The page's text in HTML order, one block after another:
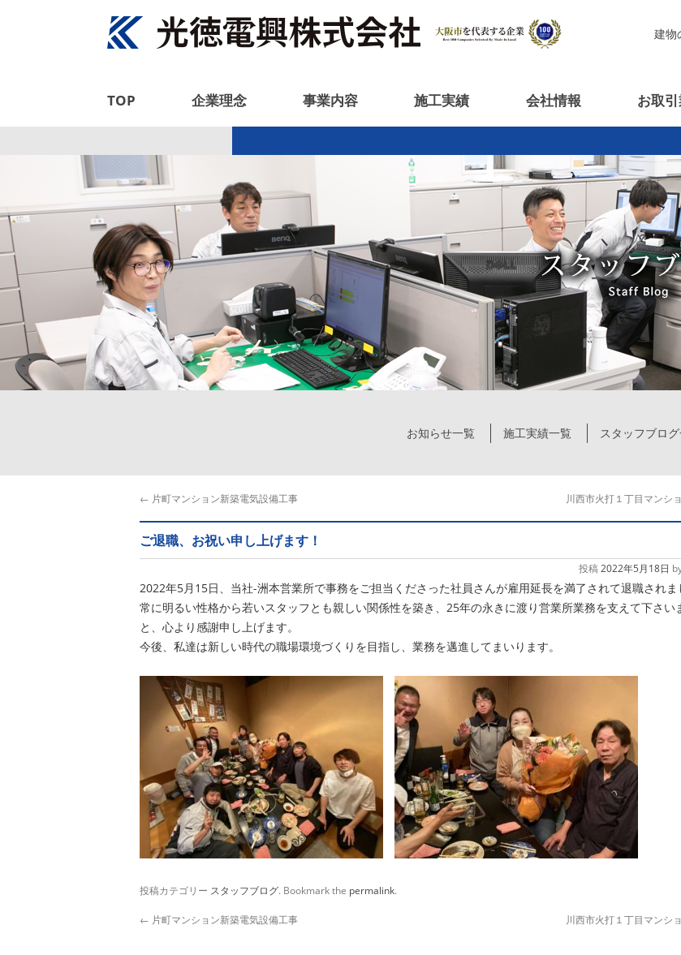
建物
TOP 企業理念 事業内容 施工実績 会社情報 お取
お知らせ一覧 施工実績一覧 スタッフブロ
← 片町マンション新築電気設備工事 川西市火打１丁目マンシ
ご退職、お祝い申し上げます！
投稿 2022年5月18日
2022年5月15日、当社-洲本営業所で事務をご担当くださった社員さんが雇用延長を満了されて退職されま
常に明るい性格から若いスタッフとも親しい関係性を築き、25年の永きに渡り営業所業務を支えて下さい
と、心より感謝申し上げます。
今後、私達は新しい時代の職場環境づくりを目指し、業務を邁進してまいります。
投稿カテゴリー スタッフブログ. Bookmark the permalink.
← 片町マンション新築電気設備工事 川西市火打１丁目マンシ